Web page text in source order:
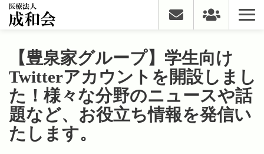
【豊泉家グループ】学生向け
Twitterアカウントを開設しまし
た！様々な分野のニュースや話
題など、お役立ち情報を発信い
たします。